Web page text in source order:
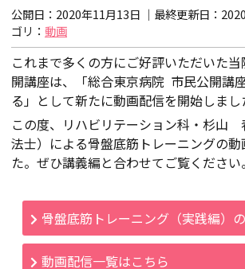
公開日：2020年11月13日 ｜最終更新日：
ゴリ： 動画
これまで多くの方にご好評いただいた
開講座は、「総合東京病院 市民公開講
る」として新たに動画配信を開始しまし
この度、リハビリテーション科・杉山
法士）による骨盤底筋トレーニングの
た。ぜひ講義編と合わせてご覧ください。
骨盤底筋トレーニング（実践編）
動画配信一覧はこちら